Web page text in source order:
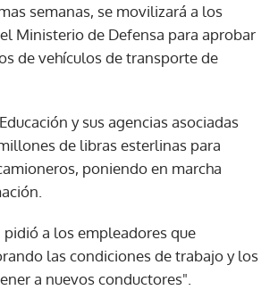
semanas, se movilizará a los
Ministerio de Defensa para aprobar
de vehículos de transporte de
y sus agencias asociadas
de libras esterlinas para
poniendo en marcha
a los empleadores que
las condiciones de trabajo y los
a nuevos conductores".